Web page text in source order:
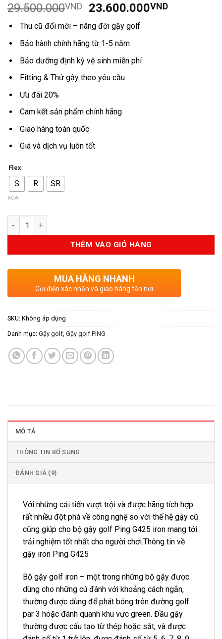
dựa trên
đánh giá
29.500.000VND
Giá
gốc
là:
29.500.000VND.
23.600.000VNDGiá
Thu cũ đổi mới – nâng đời gậy golf
Bảo hành chính hãng từ 1-5 năm
Bảo dưỡng định kỳ vệ sinh miễn phí
Fitting & Thử gậy theo yêu cầu
Ưu đãi 20%
Cam kết sản phẩm chính hãng
Giao hàng toàn quốc
Giá và dịch vụ luôn tốt
Flex
S R SR
XÓA
Số lượng
THÊM VÀO GIỎ HÀNG
MUA HÀNG NHANH
Gọi điện xác nhận và giao hàng tận nơi
SKU: Không áp dụng
Danh mục: Gậy golf, Gậy golf PING
MÔ TẢ
THÔNG TIN BỔ SUNG
ĐÁNH GIÁ (9)
Với những cải tiến vượt trội và được hãng tích hợp
rất nhiều đột phá về công nghệ so với thế hệ gậy cũ
cũng giúp cho bộ gậy golf Ping G425 iron mang tới
trải nghiệm tốt nhất cho người chơi.Thông tin về
gậy iron Ping G425
Bộ gậy golf iron – một trong những bộ gậy được
dùng cho những cú đánh với khoảng cách ngắn,
thường được dùng để phát bóng trên đường golf
par 3 hoặc đánh quanh khu vực green. Đầu gậy
thường được cấu tạo từ thép hoặc sắt, và được